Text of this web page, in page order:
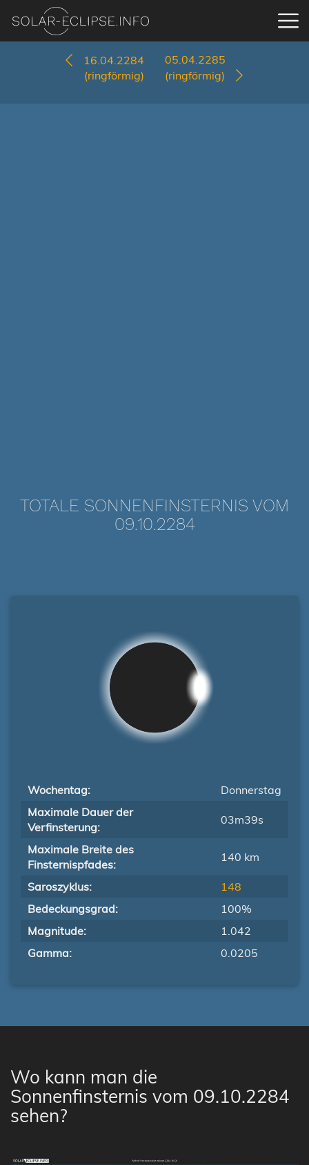
16.04.2284
(ringförmig)
05.04.2285
(ringförmig)
TOTALE SONNENFINSTERNIS VOM
09.10.2284
Wochentag:
Donnerstag
Maximale Dauer der
Verfinsterung:
03m39s
Maximale Breite des
Finsternispfades:
140 km
Saroszyklus:
148
Bedeckungsgrad:
100%
Magnitude:
1.042
Gamma:
0.0205
Wo kann man die
Sonnenfinsternis vom 09.10.2284
sehen?